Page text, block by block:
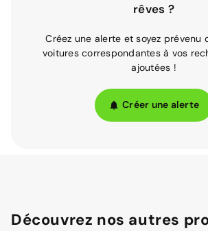
rêves ?
Créez une alerte et soyez prévenu
voitures correspondantes à vos
ajoutées !
Créer une alerte
Découvrez nos autres